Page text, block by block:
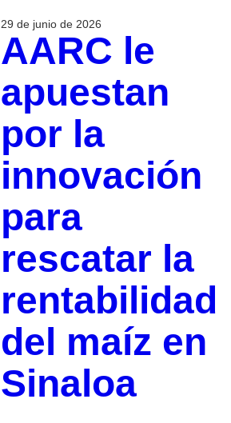
29 de junio de 2026
AARC le
apuestan
por la
innovación
para
rescatar la
rentabilidad
del maíz en
Sinaloa